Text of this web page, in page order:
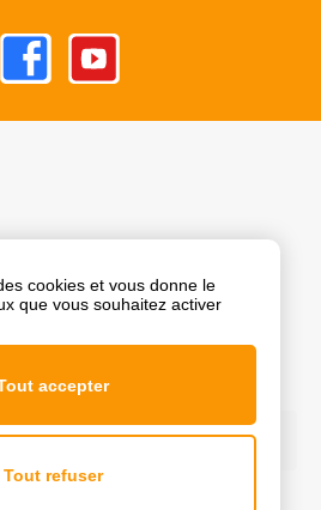
vente
Securised
FacebookYoutube
cookies et vous donne le
que vous souhaitez activer
accepter
Tout refuser